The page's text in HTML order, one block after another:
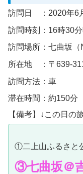
訪問日 ：2020年6
訪問時刻：16時30
訪問場所：七曲坂（
所在地 ：〒639-
訪問方法：車
滞在時間：約150分
【備考】↓この日の
①二上山ふるさと
③七曲坂＠